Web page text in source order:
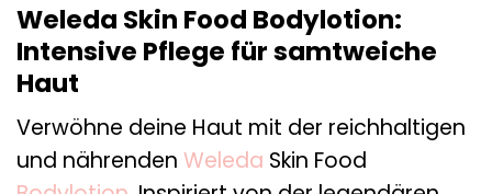
Weleda Skin Food Bodylotion:
Intensive Pflege für samtweiche
Haut
Verwöhne deine Haut mit der reichhaltigen
und nährenden Weleda Skin Food